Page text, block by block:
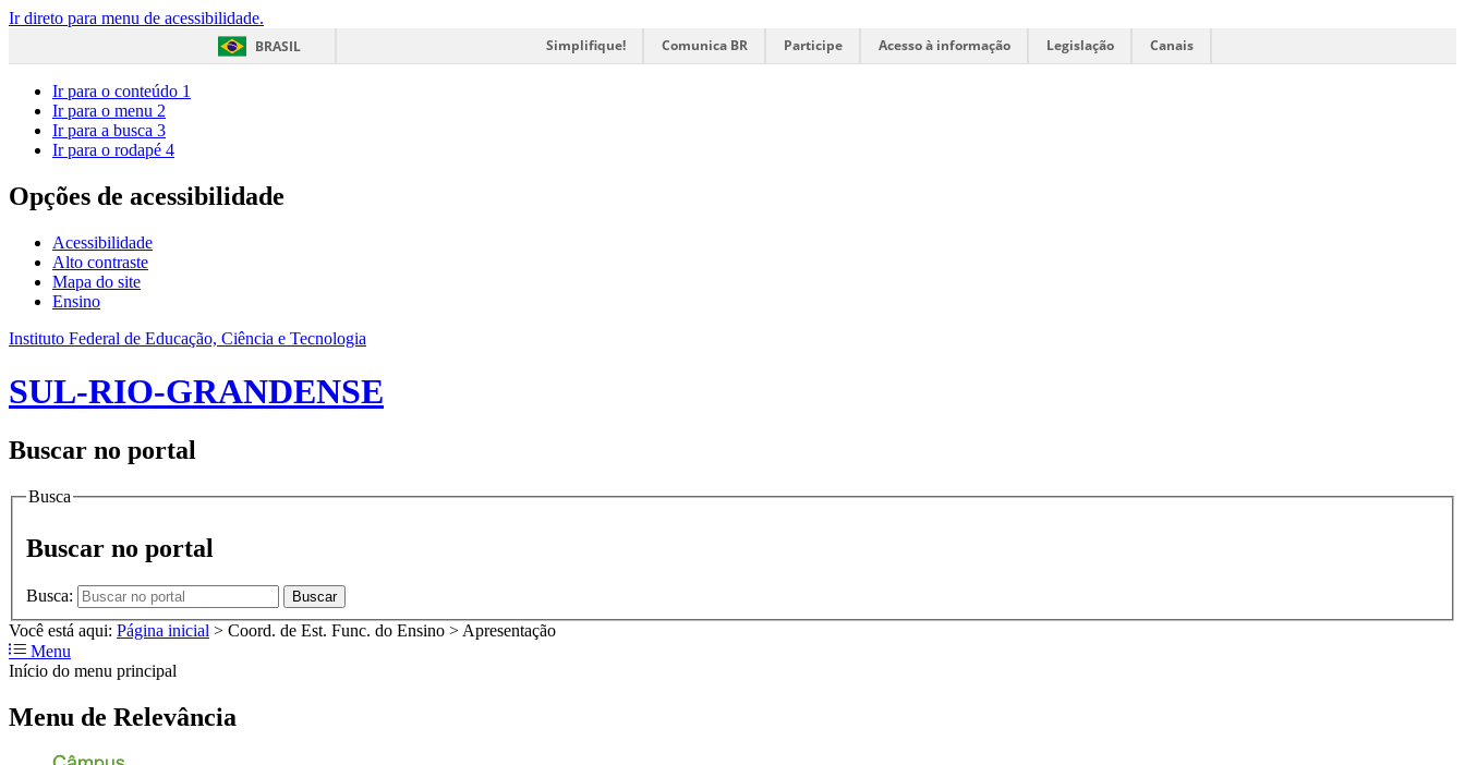
Ir direto para menu de acessibilidade.
BRASIL
Simplifique! Comunica BR Participe Acesso à informação Legislação Canais
Ir para o conteúdo 1
Ir para o menu 2
Ir para a busca 3
Ir para o rodapé 4
Opções de acessibilidade
Acessibilidade
Alto contraste
Mapa do site
Ensino
Instituto Federal de Educação, Ciência e Tecnologia
SUL-RIO-GRANDENSE
Buscar no portal
Busca
Buscar no portal
Busca: Buscar
Você está aqui: Página inicial > Coord. de Est. Func. do Ensino > Apresentação
Menu
Início do menu principal
Menu de Relevância